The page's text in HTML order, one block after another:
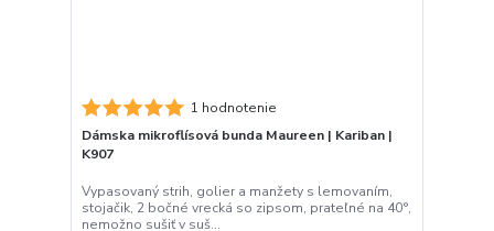
1 hodnotenie
Dámska mikroflísová bunda Maureen | Kariban |
K907
Vypasovaný strih, golier a manžety s lemovaním,
stojačik, 2 bočné vrecká so zipsom, prateľné na 40°,
nemožno sušiť v suš...